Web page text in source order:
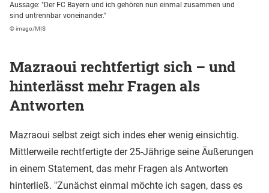
Aussage: "Der FC Bayern und ich gehören nun einmal zusammen und
sind untrennbar voneinander."
© imago/MIS
Mazraoui rechtfertigt sich – und
hinterlässt mehr Fragen als
Antworten
Mazraoui selbst zeigt sich indes eher wenig einsichtig.
Mittlerweile rechtfertigte der 25-Jährige seine Äußerungen
in einem Statement, das mehr Fragen als Antworten
hinterließ. "Zunächst einmal möchte ich sagen, dass es